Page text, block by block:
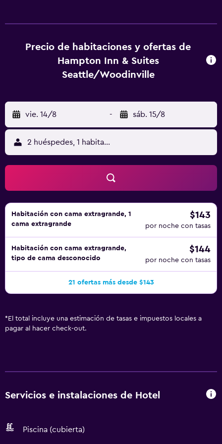
Precio de habitaciones y ofertas de
Hampton Inn & Suites
Seattle/Woodinville
vie. 14/8 - sáb. 15/8
2 huéspedes, 1 habitación
Habitación con cama extragrande, 1
cama extragrande
$143
por noche con tasas
Habitación con cama extragrande,
tipo de cama desconocido
$144
por noche con tasas
21 ofertas más desde $143
* El total incluye una estimación de tasas e impuestos locales a
pagar al hacer check-out.
Servicios e instalaciones de Hotel
Piscina (cubierta)